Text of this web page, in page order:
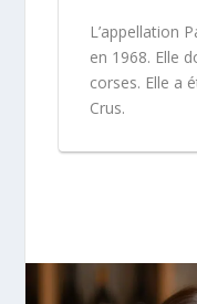
L’appellation
en 1968. Elle
corses. Elle a
Crus.